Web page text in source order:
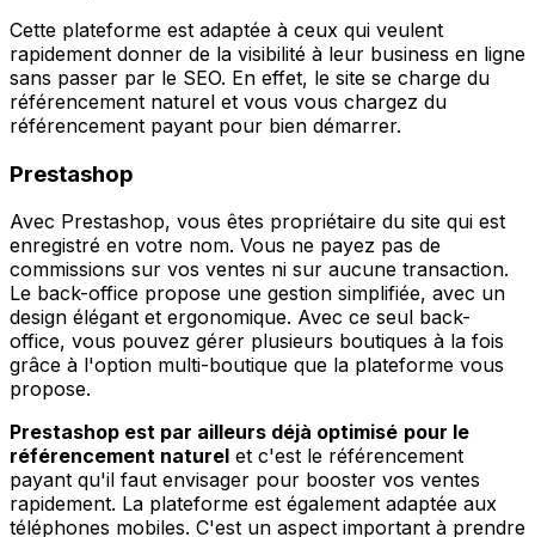
Cette plateforme est adaptée à ceux qui veulent
rapidement donner de la visibilité à leur business en ligne
sans passer par le SEO. En effet, le site se charge du
référencement naturel et vous vous chargez du
référencement payant pour bien démarrer.
Prestashop
Avec Prestashop, vous êtes propriétaire du site qui est
enregistré en votre nom. Vous ne payez pas de
commissions sur vos ventes ni sur aucune transaction.
Le back-office propose une gestion simplifiée, avec un
design élégant et ergonomique. Avec ce seul back-
office, vous pouvez gérer plusieurs boutiques à la fois
grâce à l'option multi-boutique que la plateforme vous
propose.
Prestashop est par ailleurs déjà optimisé pour le
référencement naturel et c'est le référencement
payant qu'il faut envisager pour booster vos ventes
rapidement. La plateforme est également adaptée aux
téléphones mobiles. C'est un aspect important à prendre